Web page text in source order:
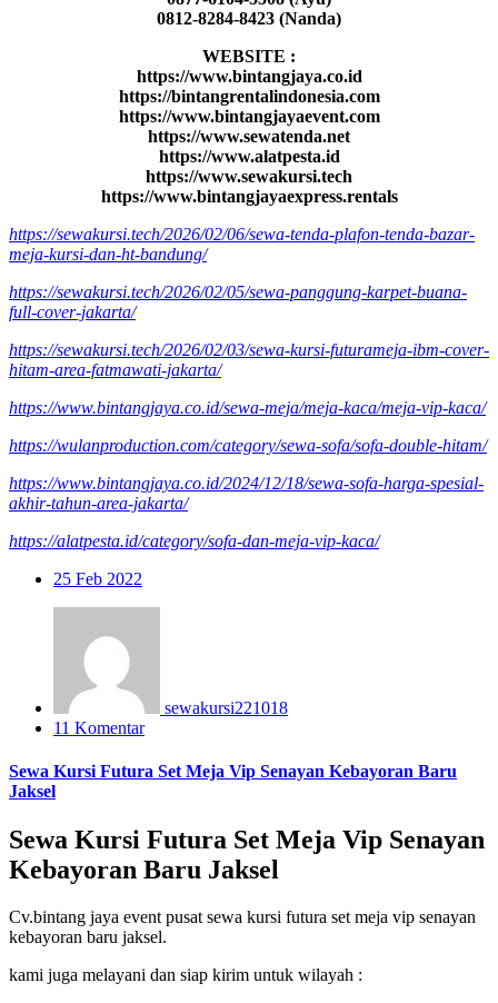
0812-8284-8423 (Nanda)
WEBSITE :
https://www.bintangjaya.co.id
https://bintangrentalindonesia.com
https://www.bintangjayaevent.com
https://www.sewatenda.net
https://www.alatpesta.id
https://www.sewakursi.tech
https://www.bintangjayaexpress.rentals
https://sewakursi.tech/2026/02/06/sewa-tenda-plafon-tenda-bazar-
meja-kursi-dan-ht-bandung/
https://sewakursi.tech/2026/02/05/sewa-panggung-karpet-buana-
full-cover-jakarta/
https://sewakursi.tech/2026/02/03/sewa-kursi-futurameja-ibm-cover-
hitam-area-fatmawati-jakarta/
https://www.bintangjaya.co.id/sewa-meja/meja-kaca/meja-vip-kaca/
https://wulanproduction.com/category/sewa-sofa/sofa-double-hitam/
https://www.bintangjaya.co.id/2024/12/18/sewa-sofa-harga-spesial-
akhir-tahun-area-jakarta/
https://alatpesta.id/category/sofa-dan-meja-vip-kaca/
25 Feb 2022
sewakursi221018
11 Komentar
Sewa Kursi Futura Set Meja Vip Senayan Kebayoran Baru
Jaksel
Sewa Kursi Futura Set Meja Vip Senayan
Kebayoran Baru Jaksel
Cv.bintang jaya event pusat sewa kursi futura set meja vip senayan
kebayoran baru jaksel.
kami juga melayani dan siap kirim untuk wilayah :